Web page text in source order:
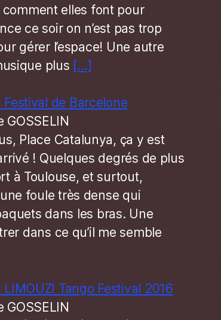
elles font pour
ce soir on n’est pas trop
gérer l’espace! Une autre
plus […]
Festival de Barcelone
GOSSELIN
Place Catalunya, ça y est
! Quelques degrés de plus
à Toulouse, et surtout,
foule très dense qui
dans les bras. Une
dans ce qu’il me semble
LIMOUZI Tango Festival 2016
GOSSELIN